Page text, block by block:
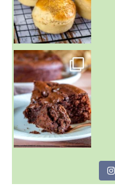
~ GÂTEAU FONDANT CHOCO NOISETTE ~
C'est lundi